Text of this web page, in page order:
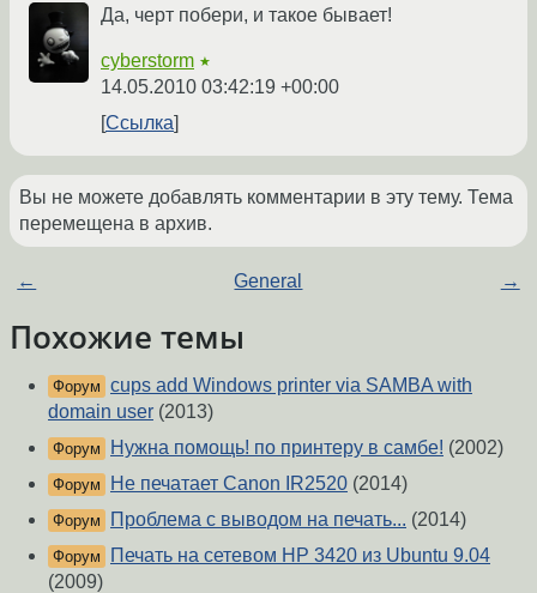
Да, черт побери, и такое бывает!
cyberstorm ★
14.05.2010 03:42:19 +00:00
Ссылка
Вы не можете добавлять комментарии в эту тему. Тема
перемещена в архив.
← General →
Похожие темы
Форум cups add Windows printer via SAMBA with
domain user (2013)
Форум Нужна помощь! по принтеру в самбе! (2002)
Форум Не печатает Canon IR2520 (2014)
Форум Проблема с выводом на печать... (2014)
Форум
Печать на сетевом HP 3420 из Ubuntu 9.04
(2009)